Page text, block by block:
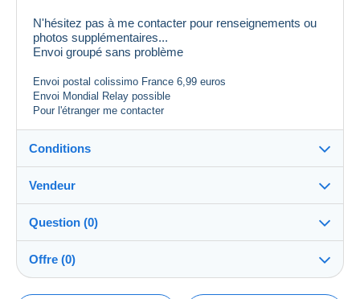
N'hésitez pas à me contacter pour renseignements ou
photos supplémentaires...
Envoi groupé sans problème
Envoi postal colissimo France 6,99 euros
Envoi Mondial Relay possible
Pour l'étranger me contacter
Conditions
Destination :
Voir la liste des pays
Remise en main propre :
Oui
Vendeur
tataguegue11100%(1059x)
Boutique
Question (0)
Offre (0)